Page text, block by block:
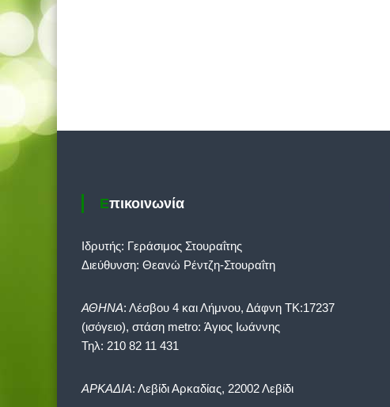
Επικοινωνία
Ιδρυτής: Γεράσιμος Στουραΐτης
Διεύθυνση: Θεανώ Ρέντζη-Στουραΐτη
ΑΘΗΝΑ: Λέσβου 4 και Λήμνου, Δάφνη ΤΚ:17237
(ισόγειο), στάση metro: Άγιος Ιωάννης
Τηλ: 210 82 11 431
ΑΡΚΑΔΙΑ: Λεβίδι Αρκαδίας, 22002 Λεβίδι